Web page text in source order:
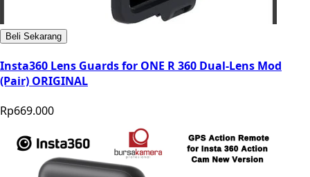
Beli Sekarang
Insta360 Lens Guards for ONE R 360 Dual-Lens Mod
(Pair) ORIGINAL
Rp669.000